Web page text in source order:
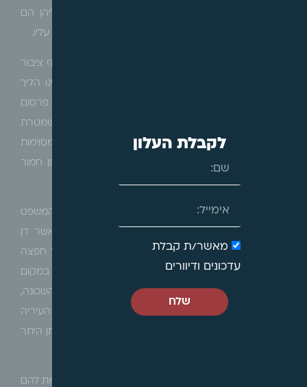
לשטחי ציבור נעדרות קונקרטיות לזיהוי המקרקעין עליהן הם
חלות, וכך הציבור נעדר כל ידיעה אודות תחולתן והשפעתן עליו.
יאמר, כי אמנם ישנן רשויות מקומיות שעורכות הליכי שיתוף ציבור
קודם הפקדת התכנית, אולם הליך זה ככל ומתקיים, הינו הליך
וולונטרי שאינו מוסדר בחקיקה, כשהחוק התקף מחייב פרסום
להתנגדויות לאחר קבלת אישור על הפקדה, וכך יוצא שמטרת
הפרסום מוחמצת דווקא בתכניות רחבות היקף החסרות מסוימות
לתחולתן על מקרקעין שניתן לזהות, והציבור נפגע באופן חמור
בהעדר ידיעה על אותן תכניות והשפעתן עליו ועל קניינו.
בהקשר זה נפנה לפסק דין שניתן לאחרונה בבית המשפט
), אשר דן
בעתירה אותה הגישו תושבים כנגד עיריית תל אביב, אשר חפצה
מכוחה של תכנית צ' להקים מבנה ציבורי רב ממדים, במקום
מבנה חד קומתי צנוע וגינה ציבורית ששירתה את תושבי השכונה,
כשהתושבים הגרים בסמוך טענו בין היתר כי היה על העיריה
להיוועץ עמם ולערוך שימוע, קודם אישור תכנית עיצוב ומתן היתר
בית המשפט דחה את עתירת התושבים, בקבעו שלא קיימת להם
לקבלת העלון
מאשר/ת קבלת
עדכונים ודיוורים
שלח